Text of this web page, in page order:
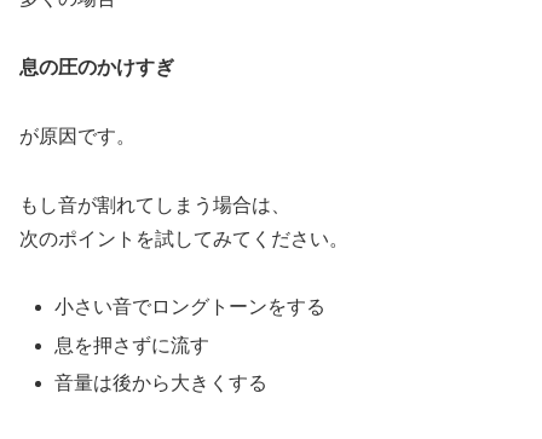
息の圧のかけすぎ
が原因です。
もし音が割れてしまう場合は、
次のポイントを試してみてください。
小さい音でロングトーンをする
息を押さずに流す
音量は後から大きくする